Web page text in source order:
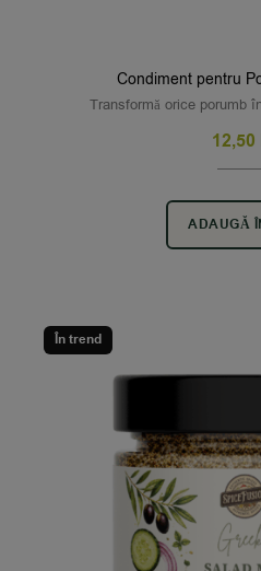
Condiment pentru
Transformă orice porumb
12,50
ADAUGĂ
În trend